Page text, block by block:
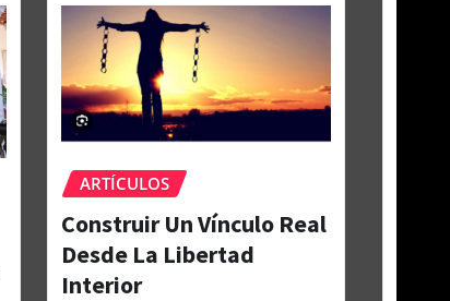
ARTÍCULOS
Construir Un Vínculo Real
Desde La Libertad
Interior